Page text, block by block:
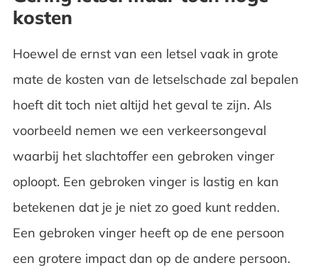
kosten
Hoewel de ernst van een letsel vaak in grote
mate de kosten van de letselschade zal bepalen
hoeft dit toch niet altijd het geval te zijn. Als
voorbeeld nemen we een verkeersongeval
waarbij het slachtoffer een gebroken vinger
oploopt. Een gebroken vinger is lastig en kan
betekenen dat je je niet zo goed kunt redden.
Een gebroken vinger heeft op de ene persoon
een grotere impact dan op de andere persoon.